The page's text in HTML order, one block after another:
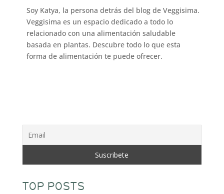
Soy Katya, la persona detrás del blog de Veggisima.
Veggisima es un espacio dedicado a todo lo
relacionado con una alimentación saludable
basada en plantas. Descubre todo lo que esta
forma de alimentación te puede ofrecer.
TOP POSTS